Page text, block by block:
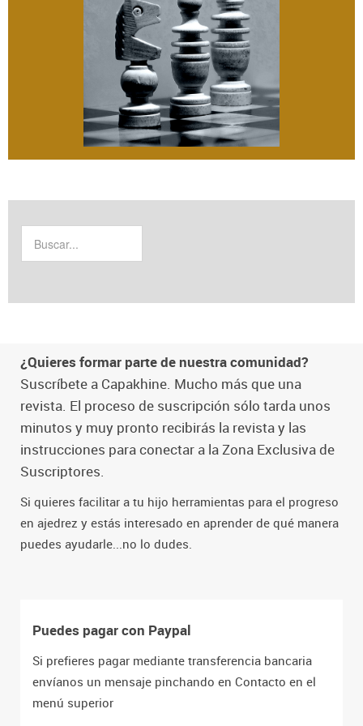
¿Quieres formar parte de nuestra comunidad?
Suscríbete a Capakhine. Mucho más que una
revista. El proceso de suscripción sólo tarda unos
minutos y muy pronto recibirás la revista y las
instrucciones para conectar a la Zona Exclusiva de
Suscriptores.
Si quieres facilitar a tu hijo herramientas para el progreso
en ajedrez y estás interesado en aprender de qué manera
puedes ayudarle...no lo dudes.
Puedes pagar con Paypal
Si prefieres pagar mediante transferencia bancaria
envíanos un mensaje pinchando en Contacto en el
menú superior